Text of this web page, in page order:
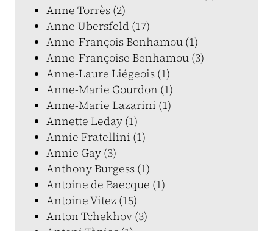
Anne Torrès (2)
Anne Ubersfeld (17)
Anne-François Benhamou (1)
Anne-Françoise Benhamou (3)
Anne-Laure Liégeois (1)
Anne-Marie Gourdon (1)
Anne-Marie Lazarini (1)
Annette Leday (1)
Annie Fratellini (1)
Annie Gay (3)
Anthony Burgess (1)
Antoine de Baecque (1)
Antoine Vitez (15)
Anton Tchekhov (3)